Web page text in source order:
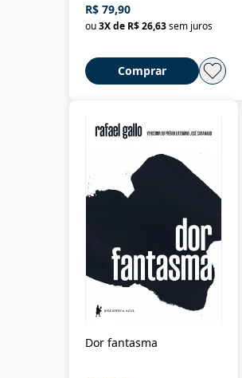
R$ 79,90
ou3X de R$ 26,63sem juros
Comprar
Dor fantasma